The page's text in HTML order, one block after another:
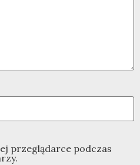
przeglądarce podczas